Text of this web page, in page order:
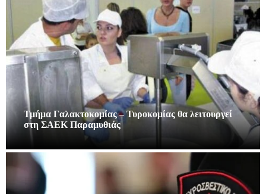
Τμήμα Γαλακτοκομίας – Τυροκομίας θα λειτουργεί
στη ΣΑΕΚ Παραμυθιάς